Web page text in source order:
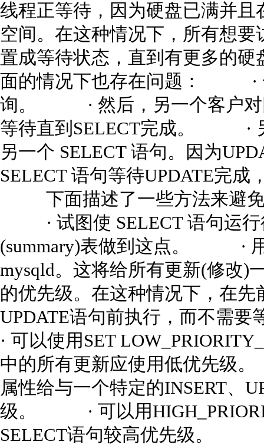
线程正等待，因为硬盘已满并
空间。在这种情况下，所有想
置成等待状态，直到有更多
面的情况下也存在问题： ·
询。 · 然后，另一个客户对
等待直到SELECT完成。 ·
另一个 SELECT 语句。因为
SELECT 语句等待UPDATE完成
下面描述了一些方法来避免
· 试图使 SELECT 语句运行
(summary)表做到这点。 · 用
mysqld。这将给所有更新(修改)
的优先级。在这种情况下，在先
UPDATE语句前执行，而不
· 可以使用SET
中的所有更新应使用低优先
属性给与一个特定的INSERT、
级。 · 可以用
SELECT语句较高优先级。 ·